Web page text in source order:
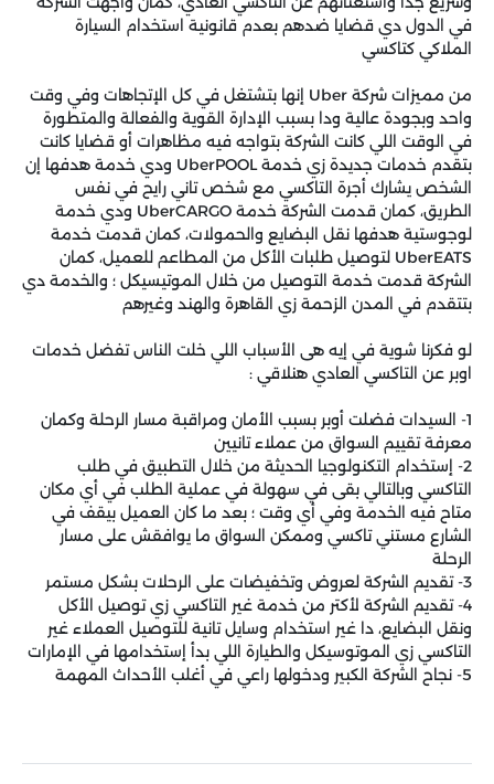
في الدول دي قضايا ضدهم بعدم قانونية استخدام السيارة
الملاكي كتاكسي
من مميزات شركة Uber إنها بتشتغل في كل الإتجاهات وفي وقت
واحد وبجودة عالية ودا بسبب الإدارة القوية والفعالة والمتطورة
في الوقت اللي كانت الشركة بتواجه فيه مظاهرات أو قضايا كانت
بتقدم خدمات جديدة زي خدمة UberPOOL ودي خدمة هدفها إن
الشخص يشارك أجرة التاكسي مع شخص تاني رايح في نفس
الطريق، كمان قدمت الشركة خدمة UberCARGO ودي خدمة
لوجوستية هدفها نقل البضايع والحمولات، كمان قدمت خدمة
UberEATS لتوصيل طلبات الأكل من المطاعم للعميل، كمان
الشركة قدمت خدمة التوصيل من خلال الموتيسيكل ؛ والخدمة دي
بتتقدم في المدن الزحمة زي القاهرة والهند وغيرهم
لو فكرنا شوية في إيه هى الأسباب اللي خلت الناس تفضل خدمات
اوبر عن التاكسي العادي هنلاقي :
1- السيدات فضلت أوبر بسبب الأمان ومراقبة مسار الرحلة وكمان
معرفة تقييم السواق من عملاء تانيين
2- إستخدام التكنولوجيا الحديثة من خلال التطبيق في طلب
التاكسي وبالتالي بقى في سهولة في عملية الطلب في أي مكان
متاح فيه الخدمة وفي أي وقت ؛ بعد ما كان العميل بيقف في
الشارع مستني تاكسي وممكن السواق ما يوافقش على مسار
الرحلة
3- تقديم الشركة لعروض وتخفيضات على الرحلات بشكل مستمر
4- تقديم الشركة لأكتر من خدمة غير التاكسي زي توصيل الأكل
ونقل البضايع، دا غير استخدام وسايل تانية للتوصيل العملاء غير
التاكسي زي الموتوسيكل والطيارة اللي بدأ إستخدامها في الإمارات
5- نجاح الشركة الكبير ودخولها راعي في أغلب الأحداث المهمة